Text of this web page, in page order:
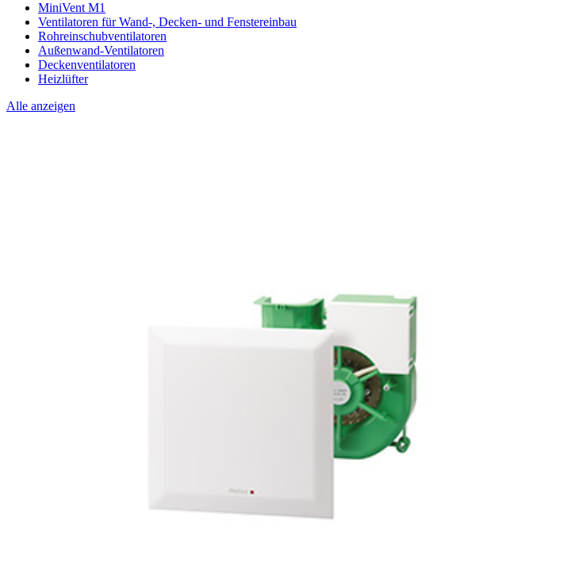
MiniVent M1
Ventilatoren für Wand-, Decken- und Fenstereinbau
Rohreinschubventilatoren
Außenwand-Ventilatoren
Deckenventilatoren
Heizlüfter
Alle anzeigen